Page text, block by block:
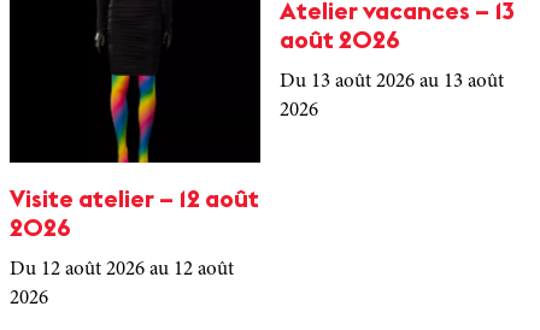
Visite atelier – 12 août
2026
Du 12 août 2026 au 12 août
2026
Atelier vacances – 13
août 2026
Du 13 août 2026 au 13 août
2026